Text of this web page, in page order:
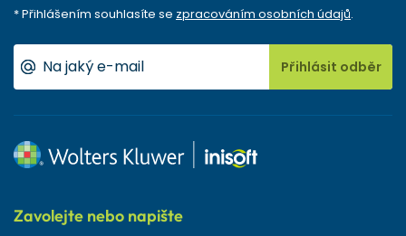
* Přihlášením souhlasíte se zpracováním osobních údajů.
Přihlásit odběr
Zavolejte nebo napište